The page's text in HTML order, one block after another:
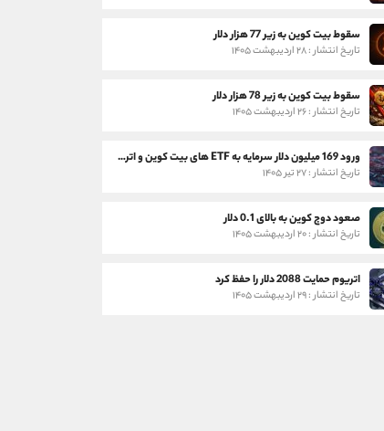
سقوط بیت کوین به زیر 77 هزار دلار
تاریخ انتشار : ۲۸ اردیبهشت ۱۴۰۵
سقوط بیت کوین به زیر 78 هزار دلار
تاریخ انتشار : ۲۶ اردیبهشت ۱۴۰۵
ورود 169 میلیون دلار سرمایه به ETF های بیت کوین و اتریوم
تاریخ انتشار : ۲۷ تیر ۱۴۰۵
صعود دوج کوین به بالای 0.1 دلار
تاریخ انتشار : ۲۰ اردیبهشت ۱۴۰۵
اتریوم حمایت 2088 دلار را حفظ کرد
تاریخ انتشار : ۲۹ اردیبهشت ۱۴۰۵